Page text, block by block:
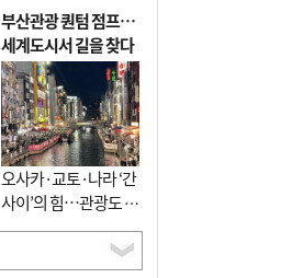
부산관광 퀀텀 점프…
세계도시서 길을 찾다
오사카·교토·나라 ‘간
사이’의 힘…관광도 뭉
쳐야 흥한다